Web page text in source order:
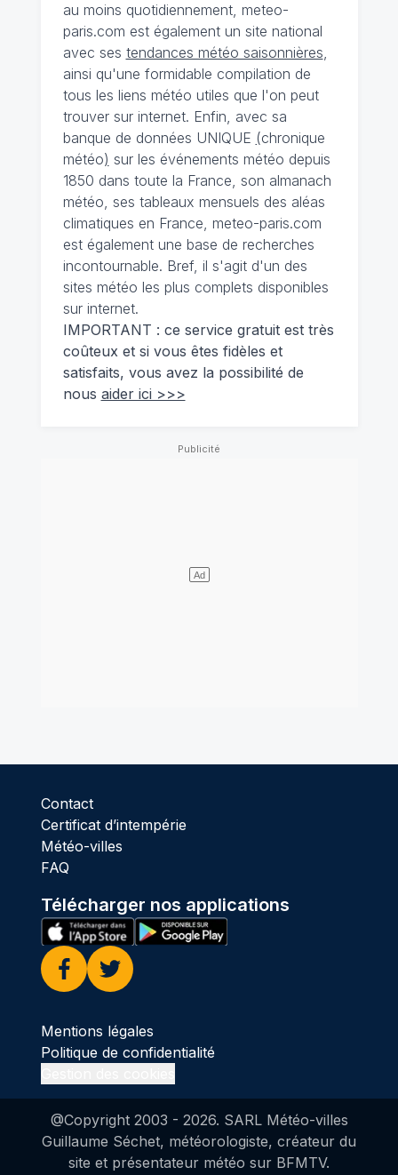
au moins quotidiennement, meteo-
paris.com est également un site national
avec ses tendances météo saisonnières,
ainsi qu'une formidable compilation de
tous les liens météo utiles que l'on peut
trouver sur internet. Enfin, avec sa
banque de données UNIQUE (chronique
météo) sur les événements météo depuis
1850 dans toute la France, son almanach
météo, ses tableaux mensuels des aléas
climatiques en France, meteo-paris.com
est également une base de recherches
incontournable. Bref, il s'agit d'un des
sites météo les plus complets disponibles
sur internet.
IMPORTANT : ce service gratuit est très
coûteux et si vous êtes fidèles et
satisfaits, vous avez la possibilité de
nous aider ici >>>
Contact
Certificat d’intempérie
Météo-villes
FAQ
Télécharger nos applications
Facebook
Twitter
Mentions légales
Politique de confidentialité
@Copyright 2003 - 2026. SARL Météo-villes
Guillaume Séchet, météorologiste, créateur du
site et présentateur météo sur BFMTV.